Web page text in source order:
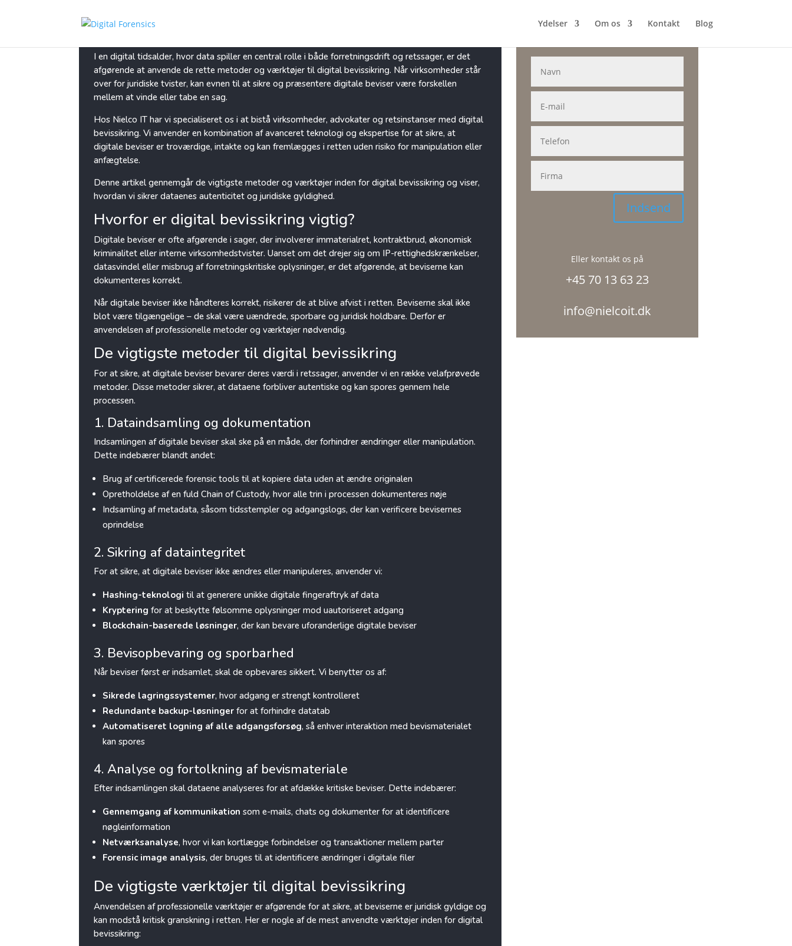
Ydelser Om os Kontakt Blog
Digital bevissikring: Metoder og værktøjer
I en digital tidsalder, hvor data spiller en central rolle i både forretningsdrift og retssager, er det
afgørende at anvende de rette metoder og værktøjer til digital bevissikring. Når virksomheder står
over for juridiske tvister, kan evnen til at sikre og præsentere digitale beviser være forskellen
mellem at vinde eller tabe en sag.
Hos Nielco IT har vi specialiseret os i at bistå virksomheder, advokater og retsinstanser med digital
bevissikring. Vi anvender en kombination af avanceret teknologi og ekspertise for at sikre, at
digitale beviser er troværdige, intakte og kan fremlægges i retten uden risiko for manipulation eller
anfægtelse.
Denne artikel gennemgår de vigtigste metoder og værktøjer inden for digital bevissikring og viser,
hvordan vi sikrer dataenes autenticitet og juridiske gyldighed.
Hvorfor er digital bevissikring vigtig?
Digitale beviser er ofte afgørende i sager, der involverer immaterialret, kontraktbrud, økonomisk
kriminalitet eller interne virksomhedstvister. Uanset om det drejer sig om IP-rettighedskrænkelser,
datasvindel eller misbrug af forretningskritiske oplysninger, er det afgørende, at beviserne kan
dokumenteres korrekt.
Når digitale beviser ikke håndteres korrekt, risikerer de at blive afvist i retten. Beviserne skal ikke
blot være tilgængelige – de skal være uændrede, sporbare og juridisk holdbare. Derfor er
anvendelsen af professionelle metoder og værktøjer nødvendig.
De vigtigste metoder til digital bevissikring
For at sikre, at digitale beviser bevarer deres værdi i retssager, anvender vi en række velafprøvede
metoder. Disse metoder sikrer, at dataene forbliver autentiske og kan spores gennem hele
processen.
1. Dataindsamling og dokumentation
Indsamlingen af digitale beviser skal ske på en måde, der forhindrer ændringer eller manipulation.
Dette indebærer blandt andet:
Brug af certificerede forensic tools til at kopiere data uden at ændre originalen
Opretholdelse af en fuld Chain of Custody, hvor alle trin i processen dokumenteres nøje
Indsamling af metadata, såsom tidsstempler og adgangslogs, der kan verificere bevisernes
oprindelse
2. Sikring af dataintegritet
For at sikre, at digitale beviser ikke ændres eller manipuleres, anvender vi:
Hashing-teknologi til at generere unikke digitale fingeraftryk af data
Kryptering for at beskytte følsomme oplysninger mod uautoriseret adgang
Blockchain-baserede løsninger, der kan bevare uforanderlige digitale beviser
3. Bevisopbevaring og sporbarhed
Når beviser først er indsamlet, skal de opbevares sikkert. Vi benytter os af:
Sikrede lagringssystemer, hvor adgang er strengt kontrolleret
Redundante backup-løsninger for at forhindre datatab
Automatiseret logning af alle adgangsforsøg, så enhver interaktion med bevismaterialet
kan spores
4. Analyse og fortolkning af bevismateriale
Efter indsamlingen skal dataene analyseres for at afdække kritiske beviser. Dette indebærer:
Gennemgang af kommunikation som e-mails, chats og dokumenter for at identificere
nøgleinformation
Netværksanalyse, hvor vi kan kortlægge forbindelser og transaktioner mellem parter
Forensic image analysis, der bruges til at identificere ændringer i digitale filer
De vigtigste værktøjer til digital bevissikring
Anvendelsen af professionelle værktøjer er afgørende for at sikre, at beviserne er juridisk gyldige og
kan modstå kritisk granskning i retten. Her er nogle af de mest anvendte værktøjer inden for digital
bevissikring:
Skal vi kontakte dig?
Indsend
Eller kontakt os på
+45 70 13 63 23
info@nielcoit.dk